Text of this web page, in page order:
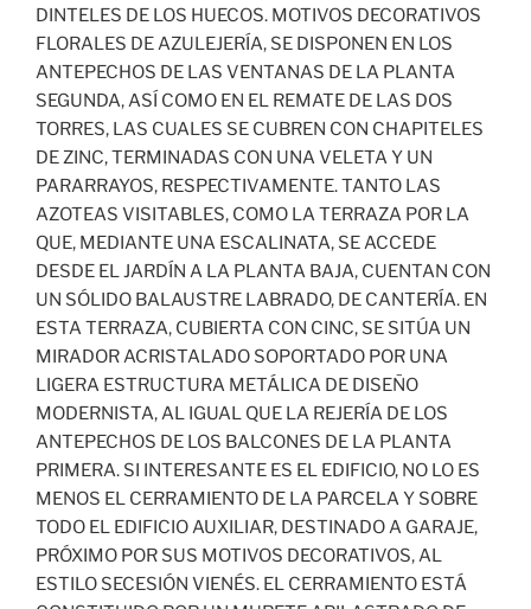
DINTELES DE LOS HUECOS. MOTIVOS DECORATIVOS
FLORALES DE AZULEJERÍA, SE DISPONEN EN LOS
ANTEPECHOS DE LAS VENTANAS DE LA PLANTA
SEGUNDA, ASÍ COMO EN EL REMATE DE LAS DOS
TORRES, LAS CUALES SE CUBREN CON CHAPITELES
DE ZINC, TERMINADAS CON UNA VELETA Y UN
PARARRAYOS, RESPECTIVAMENTE. TANTO LAS
AZOTEAS VISITABLES, COMO LA TERRAZA POR LA
QUE, MEDIANTE UNA ESCALINATA, SE ACCEDE
DESDE EL JARDÍN A LA PLANTA BAJA, CUENTAN CON
UN SÓLIDO BALAUSTRE LABRADO, DE CANTERÍA. EN
ESTA TERRAZA, CUBIERTA CON CINC, SE SITÚA UN
MIRADOR ACRISTALADO SOPORTADO POR UNA
LIGERA ESTRUCTURA METÁLICA DE DISEÑO
MODERNISTA, AL IGUAL QUE LA REJERÍA DE LOS
ANTEPECHOS DE LOS BALCONES DE LA PLANTA
PRIMERA. SI INTERESANTE ES EL EDIFICIO, NO LO ES
MENOS EL CERRAMIENTO DE LA PARCELA Y SOBRE
TODO EL EDIFICIO AUXILIAR, DESTINADO A GARAJE,
PRÓXIMO POR SUS MOTIVOS DECORATIVOS, AL
ESTILO SECESIÓN VIENÉS. EL CERRAMIENTO ESTÁ